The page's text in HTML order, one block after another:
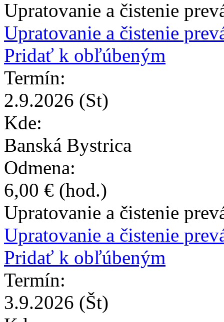
Upratovanie a čistenie
Upratovanie a čistenie
Pridať k obľúbeným
Termín:
2.9.2026 (St)
Kde:
Banská Bystrica
Odmena:
6,00 € (hod.)
Upratovanie a čistenie
Upratovanie a čistenie
Pridať k obľúbeným
Termín:
3.9.2026 (Št)